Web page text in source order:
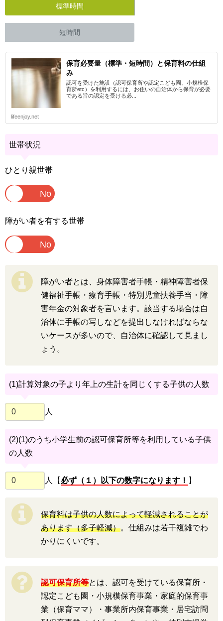
標準時間
短時間
保育必要量（標準・短時間）と保育料の仕組
み
認可を受けた施設（認可保育所や認定こども園、小規模保
育所etc）を利用するには、お住いの自治体から保育が必要
である旨の認定を受ける必...
lifeenjoy.net
世帯状況
ひとり親世帯
障がい者を有する世帯
障がい者とは、身体障害者手帳・精神障害者保
健福祉手帳・療育手帳・特別児童扶養手当・障
害年金の対象者を言います。該当する場合は自
治体に手帳の写しなどを提出しなければならな
いケースが多いので、自治体に確認して見まし
ょう。
(1)計算対象の子より年上の生計を同じくする子供の人数
人
(2)(1)のうち小学生前の認可保育所等を利用している子供
の人数
人【 必ず（１）以下の数字になります！ 】
保育料は子供の人数によって軽減されることが
あります（多子軽減）。仕組みは若干複雑でわ
かりにくいです。
認可保育所等とは、認可を受けている保育所・
認定こども園・小規模保育事業・家庭的保育事
業（保育ママ）・事業所内保育事業・居宅訪問